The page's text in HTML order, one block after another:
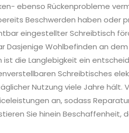
ebenso Rückenprobleme
Beschwerden haben oder
eingestellter Schreibtisch
Dasjenige Wohlbefinden an
ist die Langlebigkeit ein
Schreibtisches
Nutzung viele Jahre hält.
an, sodass
Sie hinein Beschaffenheit,